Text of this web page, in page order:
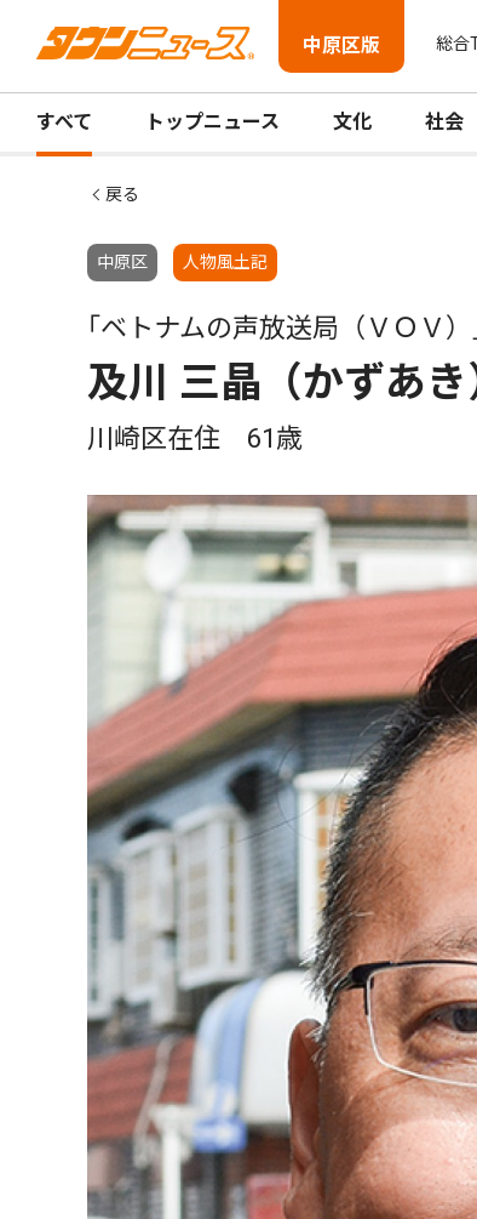
中原区版 総合
すべて トップニュース 文化 社会
戻る
中原区 人物風土記
｢ベトナムの声放送局（ＶＯＶ
及川 三晶（かずあ
川崎区在住 61歳